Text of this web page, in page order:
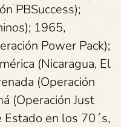
PBSuccess);
1965,
Power Pack);
(Nicaragua, El
(Operación
(Operación Just
Estado en los 70´s,